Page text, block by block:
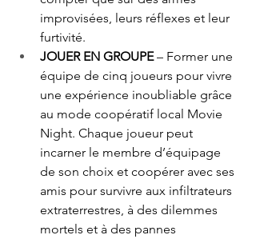
improvisées, leurs réflexes et leur
furtivité.
JOUER EN GROUPE – Former une
équipe de cinq joueurs pour vivre
une expérience inoubliable grâce
au mode coopératif local Movie
Night. Chaque joueur peut
incarner le membre d’équipage
de son choix et coopérer avec ses
amis pour survivre aux infiltrateurs
extraterrestres, à des dilemmes
mortels et à des pannes